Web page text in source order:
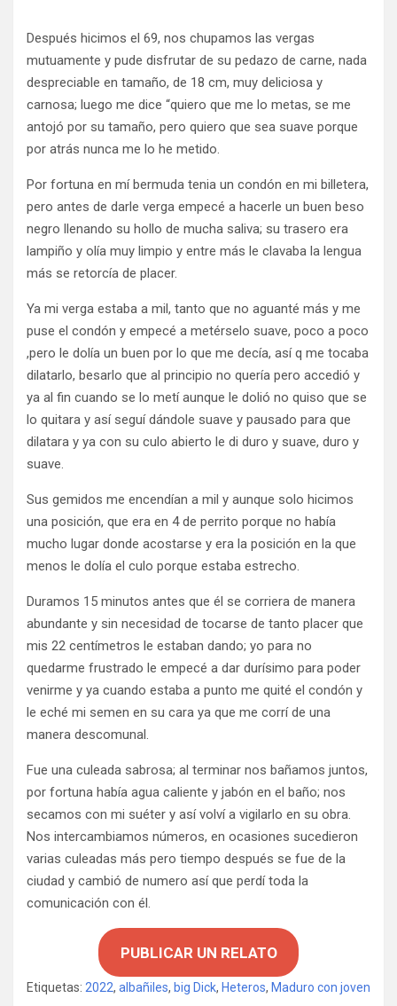
Después hicimos el 69, nos chupamos las vergas
mutuamente y pude disfrutar de su pedazo de carne, nada
despreciable en tamaño, de 18 cm, muy deliciosa y
carnosa; luego me dice “quiero que me lo metas, se me
antojó por su tamaño, pero quiero que sea suave porque
por atrás nunca me lo he metido.
Por fortuna en mí bermuda tenia un condón en mi billetera,
pero antes de darle verga empecé a hacerle un buen beso
negro llenando su hollo de mucha saliva; su trasero era
lampiño y olía muy limpio y entre más le clavaba la lengua
más se retorcía de placer.
Ya mi verga estaba a mil, tanto que no aguanté más y me
puse el condón y empecé a metérselo suave, poco a poco
,pero le dolía un buen por lo que me decía, así q me tocaba
dilatarlo, besarlo que al principio no quería pero accedió y
ya al fin cuando se lo metí aunque le dolió no quiso que se
lo quitara y así seguí dándole suave y pausado para que
dilatara y ya con su culo abierto le di duro y suave, duro y
suave.
Sus gemidos me encendían a mil y aunque solo hicimos
una posición, que era en 4 de perrito porque no había
mucho lugar donde acostarse y era la posición en la que
menos le dolía el culo porque estaba estrecho.
Duramos 15 minutos antes que él se corriera de manera
abundante y sin necesidad de tocarse de tanto placer que
mis 22 centímetros le estaban dando; yo para no
quedarme frustrado le empecé a dar durísimo para poder
venirme y ya cuando estaba a punto me quité el condón y
le eché mi semen en su cara ya que me corrí de una
manera descomunal.
Fue una culeada sabrosa; al terminar nos bañamos juntos,
por fortuna había agua caliente y jabón en el baño; nos
secamos con mi suéter y así volví a vigilarlo en su obra.
Nos intercambiamos números, en ocasiones sucedieron
varias culeadas más pero tiempo después se fue de la
ciudad y cambió de numero así que perdí toda la
comunicación con él.
PUBLICAR UN RELATO
Etiquetas: 2022, albañiles, big Dick, Heteros, Maduro con joven